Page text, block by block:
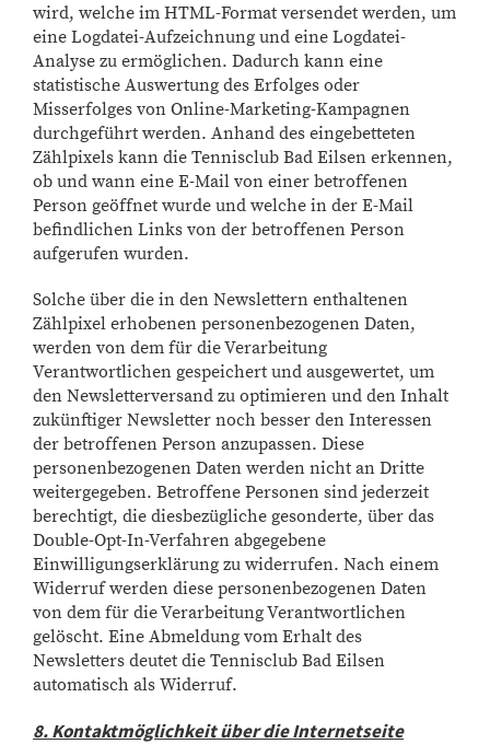
wird, welche im HTML-Format versendet werden, um
eine Logdatei-Aufzeichnung und eine Logdatei-
Analyse zu ermöglichen. Dadurch kann eine
statistische Auswertung des Erfolges oder
Misserfolges von Online-Marketing-Kampagnen
durchgeführt werden. Anhand des eingebetteten
Zählpixels kann die Tennisclub Bad Eilsen erkennen,
ob und wann eine E-Mail von einer betroffenen
Person geöffnet wurde und welche in der E-Mail
befindlichen Links von der betroffenen Person
aufgerufen wurden.
Solche über die in den Newslettern enthaltenen
Zählpixel erhobenen personenbezogenen Daten,
werden von dem für die Verarbeitung
Verantwortlichen gespeichert und ausgewertet, um
den Newsletterversand zu optimieren und den Inhalt
zukünftiger Newsletter noch besser den Interessen
der betroffenen Person anzupassen. Diese
personenbezogenen Daten werden nicht an Dritte
weitergegeben. Betroffene Personen sind jederzeit
berechtigt, die diesbezügliche gesonderte, über das
Double-Opt-In-Verfahren abgegebene
Einwilligungserklärung zu widerrufen. Nach einem
Widerruf werden diese personenbezogenen Daten
von dem für die Verarbeitung Verantwortlichen
gelöscht. Eine Abmeldung vom Erhalt des
Newsletters deutet die Tennisclub Bad Eilsen
automatisch als Widerruf.
8. Kontaktmöglichkeit über die Internetseite